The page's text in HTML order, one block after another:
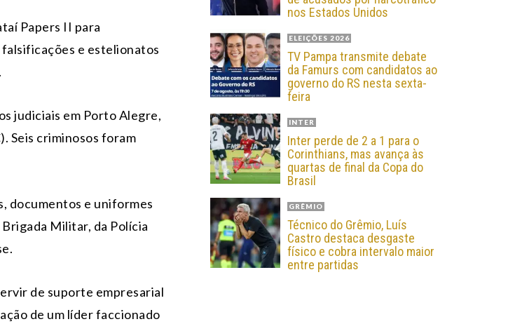
Papers II para
e estelionatos
judiciais em Porto Alegre,
Seis criminosos foram
documentos e uniformes
Militar, da Polícia
de suporte empresarial
de um líder faccionado
nos Estados Unidos
ELEIÇÕES 2026
TV Pampa transmite debate
da Famurs com candidatos ao
governo do RS nesta sexta-
feira
INTER
Inter perde de 2 a 1 para o
Corinthians, mas avança às
quartas de final da Copa do
Brasil
GRÊMIO
Técnico do Grêmio, Luís
Castro destaca desgaste
físico e cobra intervalo maior
entre partidas